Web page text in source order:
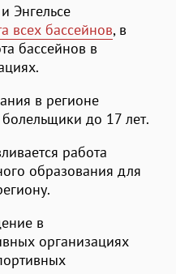
Энгельсе
всех бассейнов, в
бассейнов в
в регионе
до 17 лет.
работа
образования для
в
организациях